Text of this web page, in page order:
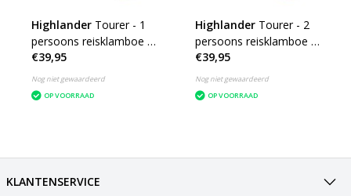
Highlander Tourer - 1
persoons reisklamboe -
geïmpregneerd
muskietennet - wit
€39,95
Nog niet gewaardeerd
OP VOORRAAD
Highlander Tourer - 2
persoons reisklamboe -
geïmpregneerd
muskietennet - wit
€39,95
Nog niet gewaardeerd
OP VOORRAAD
KLANTENSERVICE